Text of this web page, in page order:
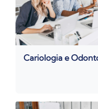
Cariologia e